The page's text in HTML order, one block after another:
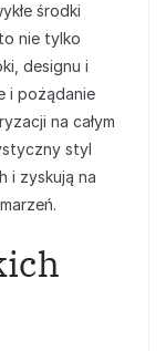
środki
nie tylko
designu i
i pożądanie
na całym
styl
i zyskują na